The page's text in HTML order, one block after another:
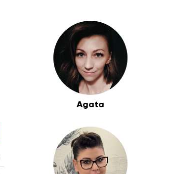
Agata